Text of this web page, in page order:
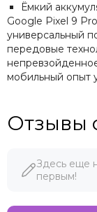
Ёмкий
Google Pixel 9
универсальный
передовые
мобильный опыт
Отзывы
Здесь еще
первым!